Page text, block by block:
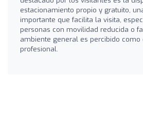
estacionamiento propio y gratuito,
importante que facilita la visita,
personas con movilidad reducida o
ambiente general es percibido como
profesional.